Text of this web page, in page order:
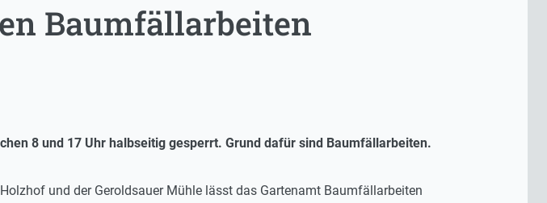
Baumfällarbeiten
8 und 17 Uhr halbseitig gesperrt. Grund dafür sind Baumfällarbeiten.
und der Geroldsauer Mühle lässt das Gartenamt Baumfällarbeiten